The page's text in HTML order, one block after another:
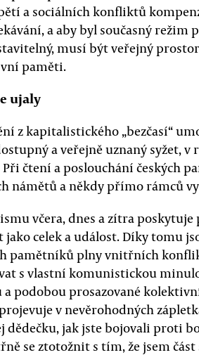
a sociálních konfliktů
a aby byl současný režim
musí být veřejný
paměti.
ujaly
z kapitalistického „bezčasí“
a veřejně uznaný syžet,
čtení a poslouchání českých
námětů a někdy přímo rámců
včera, dnes a zítra poskytuje
celek a událost. Díky tomu
pamětníků plny vnitřních
s vlastní komunistickou
podobou prosazované
v nevěrohodných
dědečku, jak jste bojovali proti
se ztotožnit s tím, že jsem